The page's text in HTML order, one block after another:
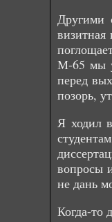
Другими
визитная
М-65 мы
перед
позорь,
Я ходил
вопросы
не дань
Когда-то